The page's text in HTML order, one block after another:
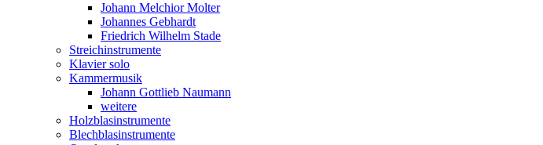
Johann Melchior Molter
Johannes Gebhardt
Friedrich Wilhelm Stade
Streichinstrumente
Klavier solo
Kammermusik
Johann Gottlieb Naumann
weitere
Holzblasinstrumente
Blechblasinstrumente